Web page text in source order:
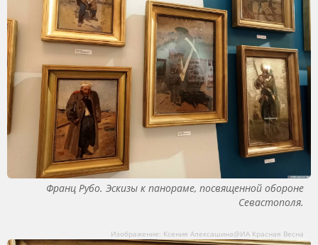
Франц Рубо. Эскизы к панораме, посвященной обороне
Севастополя.
Изображение: Ксения Алексашина@ИА Красная Весна